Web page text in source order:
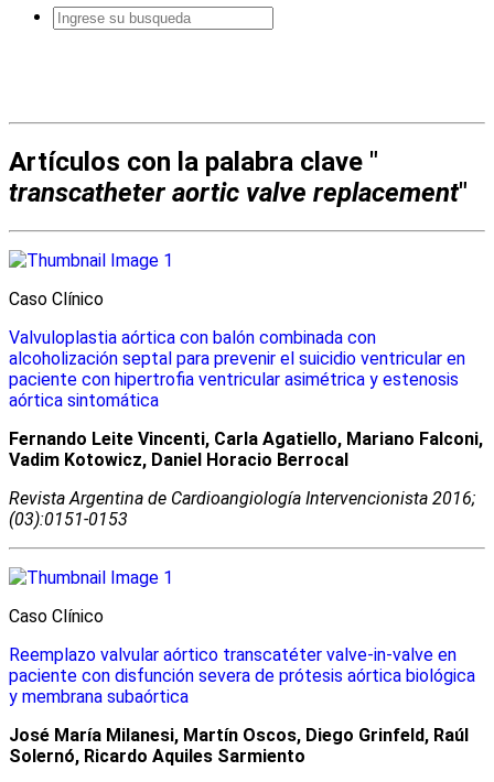
Artículos con la palabra clave "
transcatheter aortic valve replacement"
Caso Clínico
Valvuloplastia aórtica con balón combinada con
alcoholización septal para prevenir el suicidio ventricular en
paciente con hipertrofia ventricular asimétrica y estenosis
aórtica sintomática
Fernando Leite Vincenti, Carla Agatiello, Mariano Falconi,
Vadim Kotowicz, Daniel Horacio Berrocal
Revista Argentina de Cardioangiologí­a Intervencionista 2016;
(03):0151-0153
Caso Clínico
Reemplazo valvular aórtico transcatéter valve-in-valve en
paciente con disfunción severa de prótesis aórtica biológica
y membrana subaórtica
José María Milanesi, Martín Oscos, Diego Grinfeld, Raúl
Solernó, Ricardo Aquiles Sarmiento